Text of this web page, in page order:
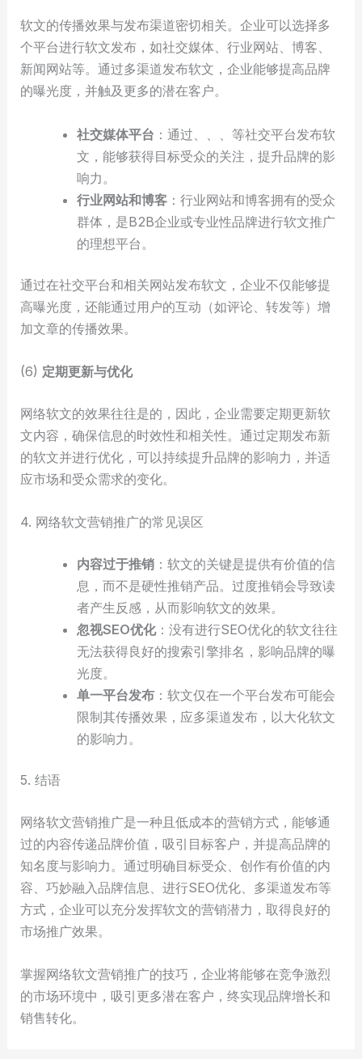
软文的传播效果与发布渠道密切相关。企业可以选择多
个平台进行软文发布，如社交媒体、行业网站、博客、
新闻网站等。通过多渠道发布软文，企业能够提高品牌
的曝光度，并触及更多的潜在客户。
社交媒体平台 ：通过、、、等社交平台发布软
文，能够获得目标受众的关注，提升品牌的影
响力。
行业网站和博客：行业网站和博客拥有的受众
群体，是B2B企业或专业性品牌进行软文推广
的理想平台。
通过在社交平台和相关网站发布软文，企业不仅能够提
高曝光度，还能通过用户的互动（如评论、转发等）增
加文章的传播效果。
(6) 定期更新与优化
网络软文的效果往往是的，因此，企业需要定期更新软
文内容，确保信息的时效性和相关性。通过定期发布新
的软文并进行优化，可以持续提升品牌的影响力，并适
应市场和受众需求的变化。
4. 网络软文营销推广的常见误区
内容过于推销：软文的关键是提供有价值的信
息，而不是硬性推销产品。过度推销会导致读
者产生反感，从而影响软文的效果。
忽视SEO优化：没有进行SEO优化的软文往往
无法获得良好的搜索引擎排名，影响品牌的曝
光度。
单一平台发布：软文仅在一个平台发布可能会
限制其传播效果，应多渠道发布，以大化软文
的影响力。
5. 结语
网络软文营销推广是一种且低成本的营销方式，能够通
过的内容传递品牌价值，吸引目标客户，并提高品牌的
知名度与影响力。通过明确目标受众、创作有价值的内
容、巧妙融入品牌信息、进行SEO优化、多渠道发布等
方式，企业可以充分发挥软文的营销潜力，取得良好的
市场推广效果。
掌握网络软文营销推广的技巧，企业将能够在竞争激烈
的市场环境中，吸引更多潜在客户，终实现品牌增长和
销售转化。